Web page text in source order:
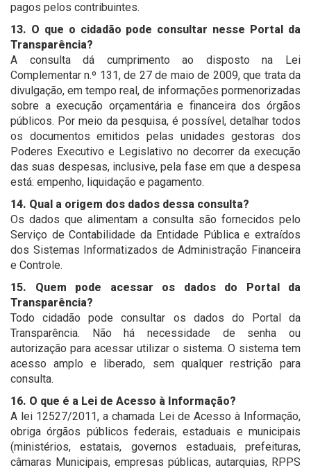
pagos pelos contribuintes.
13. O que o cidadão pode consultar nesse Portal da
Transparência?
A consulta dá cumprimento ao disposto na Lei
Complementar n.º 131, de 27 de maio de 2009, que trata da
divulgação, em tempo real, de informações pormenorizadas
sobre a execução orçamentária e financeira dos órgãos
públicos. Por meio da pesquisa, é possível, detalhar todos
os documentos emitidos pelas unidades gestoras dos
Poderes Executivo e Legislativo no decorrer da execução
das suas despesas, inclusive, pela fase em que a despesa
está: empenho, liquidação e pagamento.
14. Qual a origem dos dados dessa consulta?
Os dados que alimentam a consulta são fornecidos pelo
Serviço de Contabilidade da Entidade Pública e extraídos
dos Sistemas Informatizados de Administração Financeira
e Controle.
15. Quem pode acessar os dados do Portal da
Transparência?
Todo cidadão pode consultar os dados do Portal da
Transparência. Não há necessidade de senha ou
autorização para acessar utilizar o sistema. O sistema tem
acesso amplo e liberado, sem qualquer restrição para
consulta.
16. O que é a Lei de Acesso à Informação?
A lei 12527/2011, a chamada Lei de Acesso à Informação,
obriga órgãos públicos federais, estaduais e municipais
(ministérios, estatais, governos estaduais, prefeituras,
câmaras Municipais, empresas públicas, autarquias, RPPS